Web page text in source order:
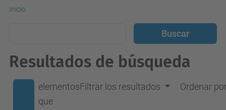
Inicio
Resultados de búsqueda
elementos
que
Filtrar los resultados Ordenar